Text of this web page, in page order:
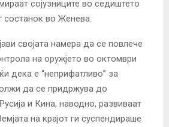
сојузниците во седиштето
во Женева.
својата намера да се повлече
на оружјето во октомври
дека е “неприфатливо” за
да се придржува до
и Кина, наводно, развиваат
на крајот ги суспендираше